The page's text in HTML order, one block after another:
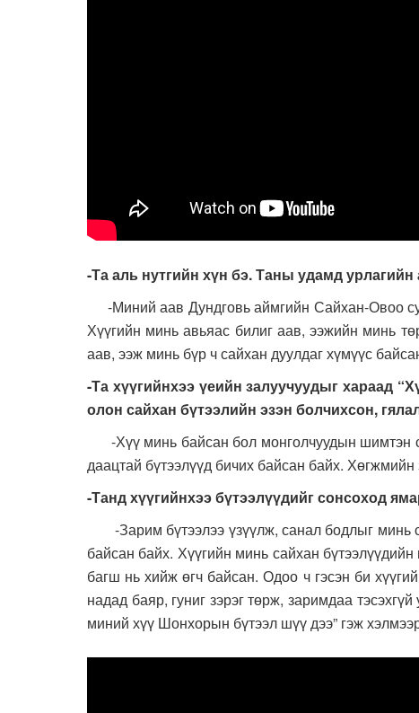
-Та аль нутгийн хүн бэ. Таны удамд
-Миний аав Дундговь аймгийн Сайхан-Овоо
Хүүгийн минь авьяас билиг аав, ээжийн минь
аав, ээж минь бүр ч сайхан дуулдаг хүмүүс
-Та хүүгийнхээ үеийн залуучуудыг хараад
олон сайхан бүтээлийн эзэн болчихсон,
-Хүү минь байсан бол монголчуудын шимтэн
даацтай бүтээлүүд бичих байсан байх.
-Танд хүүгийнхээ бүтээлүүдийг сонсоход
-Зарим бүтээлээ үзүүлж, санал бодлыг минь
байсан байх. Хүүгийн минь сайхан
багш нь хийж өгч байсан. Одоо ч гэсэн би
надад баяр, гуниг зэрэг төрж, заримдаа
миний хүү Шонхорын бүтээл шүү дээ” гэж